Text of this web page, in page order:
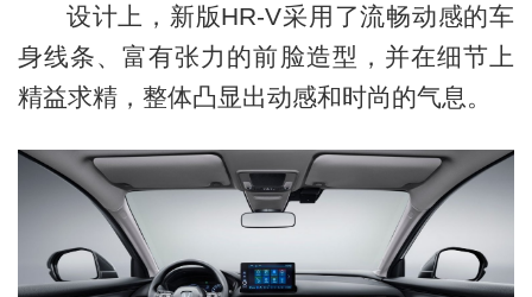
设计上，新版HR-V采用了流畅动感的车
身线条、富有张力的前脸造型，并在细节上
精益求精，整体凸显出动感和时尚的气息。